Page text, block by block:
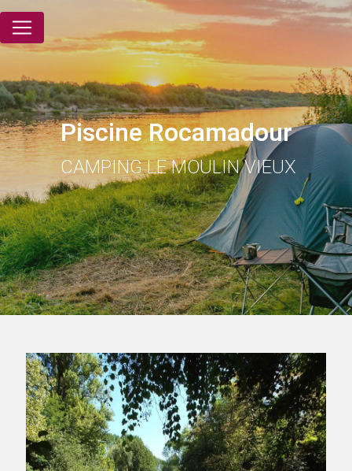
Piscine Rocamadour
CAMPING LE MOULIN VIEUX
Panneau de gestion des cookies